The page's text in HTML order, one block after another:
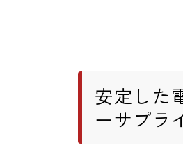
安定した
ーサプラ